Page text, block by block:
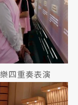
四重奏表演